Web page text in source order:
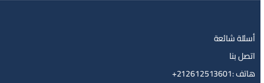
أسئلة شائعة
اتصل بنا
هاتف :212612513601+